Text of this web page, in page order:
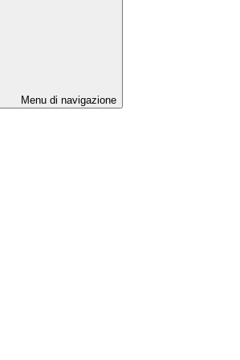
Menu di navigazione